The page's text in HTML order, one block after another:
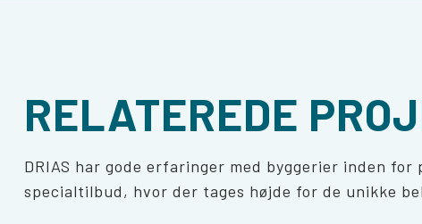
RELATEREDE
DRIAS har gode erfaringer med byggerier inden for
specialtilbud, hvor der tages højde for de unikke